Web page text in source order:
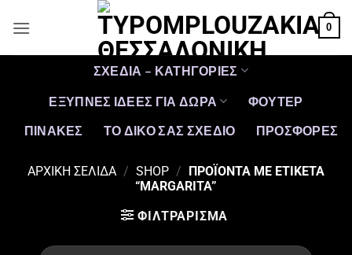
στο
0
ΣΧΕΔΙΑ – ΚΑΤΗΓΟΡΙΕΣ
ΕΞΥΠΝΕΣ ΙΔΕΕΣ ΓΙΑ ΔΩΡΑ
ΦΟΥΤΕΡ
ΠΙΝΑΚΕΣ
ΤΟ ΔΙΚΟ ΣΑΣ ΣΧΕΔΙΟ ΠΡΟΣΦΟΡΈΣ
ΑΡΧΙΚΉ ΣΕΛΊΔΑ / SHOP / ΠΡΟΪΌΝΤΑ ΜΕ ΕΤΙΚΈΤΑ
“MARGARITA”
ΦΙΛΤΡΆΡΙΣΜΑ